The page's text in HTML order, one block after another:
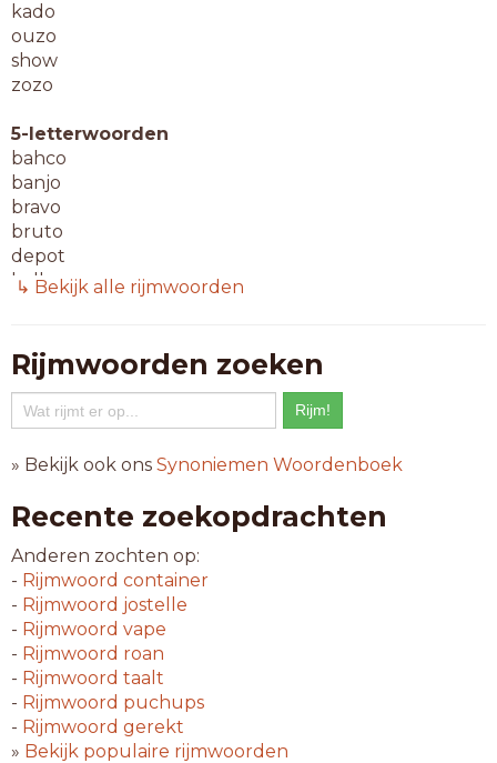
kado
ouzo
show
zozo
5-letterwoorden
bahco
banjo
bravo
bruto
depot
hallo
of zo
ziezo
6-letterwoorden
bistro
blanco
cadeau
evenzo
fellow
niveau
waarzo
7-letterwoorden
berceau
chateau
diashow
↳ Bekijk alle rijmwoorden
Rijmwoorden zoeken
» Bekijk ook ons Synoniemen Woordenboek
Recente zoekopdrachten
Anderen zochten op:
- Rijmwoord container
- Rijmwoord jostelle
- Rijmwoord vape
- Rijmwoord roan
- Rijmwoord taalt
- Rijmwoord puchups
- Rijmwoord gerekt
» Bekijk populaire rijmwoorden